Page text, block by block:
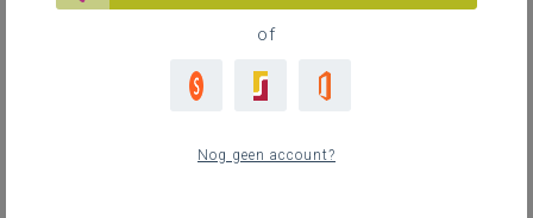
De begeleiding leest ...
(oktober 2025)
do 18 september 2025
of
Nog geen account?